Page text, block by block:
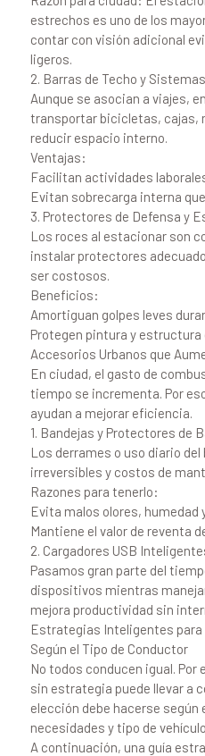
estrechos es uno de los
contar con visión adicional
ligeros.
2. Barras de Techo y
Aunque se asocian a viajes,
transportar bicicletas, cajas,
reducir espacio interno.
Ventajas:
Facilitan actividades
Evitan sobrecarga interna
3. Protectores de Defensa y
Los roces al estacionar son
instalar protectores
ser costosos.
Beneficios:
Amortiguan golpes leves
Protegen pintura y estructura
Accesorios Urbanos que
En ciudad, el gasto de
tiempo se incrementa. Por
ayudan a mejorar eficiencia.
1. Bandejas y Protectores de
Los derrames o uso diario
irreversibles y costos de
Razones para tenerlo:
Evita malos olores,
Mantiene el valor de reventa
2. Cargadores USB
Pasamos gran parte del
dispositivos mientras
mejora productividad sin
Estrategias Inteligentes
Según el Tipo de Conductor
No todos conducen igual.
sin estrategia puede llevar a
elección debe hacerse
necesidades y tipo de
A continuación, una guía